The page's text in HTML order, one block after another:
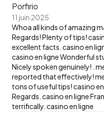
Porfirio
11 juin 2025
Whoa all kinds of amazing
Regards! Plenty of tips!
excellent facts. casino en
casino en ligne Wonderful
Nicely spoken genuinely! .
reported that effectively!
tons of useful tips! casino
Regards. casino en ligne
terrifically. casino en ligne